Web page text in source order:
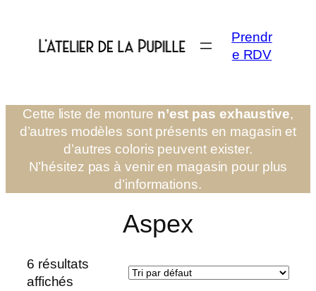
contenu
Prendr
e RDV
Cette liste de monture n’est pas exhaustive,
d’autres modèles sont présents en magasin et
d’autres coloris peuvent exister.
N’hésitez pas à venir en magasin pour plus
d’informations.
Aspex
6 résultats
affichés